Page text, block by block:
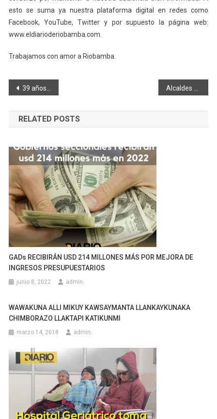
esto se suma ya nuestra plataforma digital en redes como
Facebook, YouTube, Twitter y por supuesto la página web:
www.eldiarioderiobamba.com.
Trabajamos con amor a Riobamba.
Navegación
de
entradas
39 años de confianza en la Riobamba Ltda.
RELATED POSTS
GADs RECIBIRÁN USD 214 MILLONES MÁS POR MEJORA DE
INGRESOS PRESUPUESTARIOS
junio 8, 2022 admin
WAWAKUNA ALLI MIKUY KAWSAYMANTA LLANKAYKUNAKA
CHIMBORAZO LLAKTAPI KATIKUNMI
marzo 14, 2018 admin